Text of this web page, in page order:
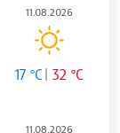
11.08.2026
17 °C 32 °C
11.08.2026